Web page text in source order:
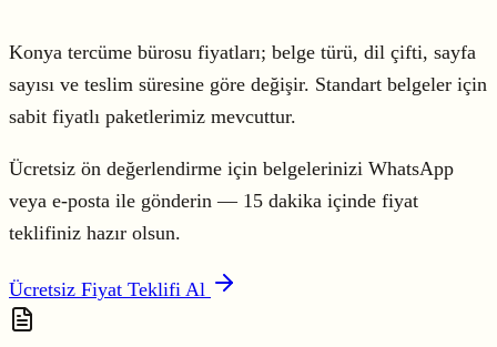
Konya tercüme bürosu fiyatları; belge türü, dil çifti, sayfa
sayısı ve teslim süresine göre değişir. Standart belgeler için
sabit fiyatlı paketlerimiz mevcuttur.
Ücretsiz ön değerlendirme için belgelerinizi WhatsApp
veya e-posta ile gönderin — 15 dakika içinde fiyat
teklifiniz hazır olsun.
Ücretsiz Fiyat Teklifi Al